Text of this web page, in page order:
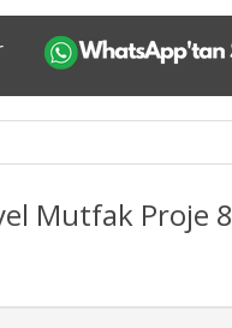
Mutfak Proje 8